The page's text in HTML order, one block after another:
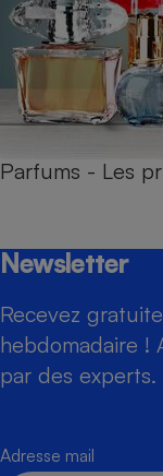
Parfums - Les
Newsletter
Recevez
hebdomadaire !
par des experts.
Adresse mail